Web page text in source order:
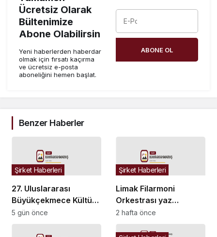
Ücretsiz Olarak
Bültenimize
Abone Olabilirsin
Yeni haberlerden haberdar
olmak için fırsatı kaçırma
ve ücretsiz e-posta
aboneliğini hemen başlat.
ABONE OL
Benzer Haberler
27. Uluslararası
Büyükçekmece Kültür
ve Sanat Festivali’ne
görkemli final
Şirket Haberleri
5 gün önce
Limak Filarmoni
Orkestrası yaz
konseriyle Bodrum’a
dönüyor
Şirket Haberleri
2 hafta önce